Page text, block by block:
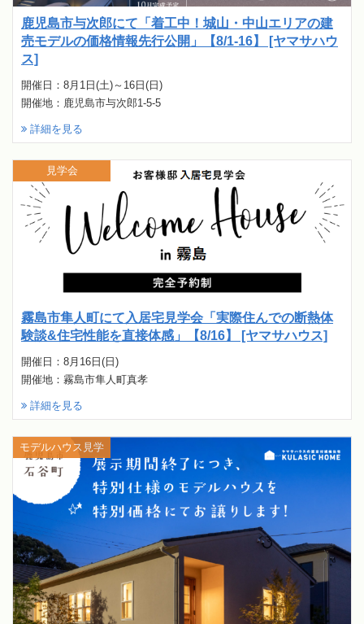
鹿児島市与次郎にて「着工中！城山・中山エリアの建
売モデルの価格情報先行公開」【8/1-16】 [ヤマサハウ
ス]
開催日：8月1日(土)～16日(日)
開催地：鹿児島市与次郎1-5-5
詳細を見る
霧島市隼人町にて入居宅見学会「実際住んでの断熱体
験談&住宅性能を直接体感」【8/16】 [ヤマサハウス]
開催日：8月16日(日)
開催地：霧島市隼人町真孝
詳細を見る
見学会
モデルハウス見学